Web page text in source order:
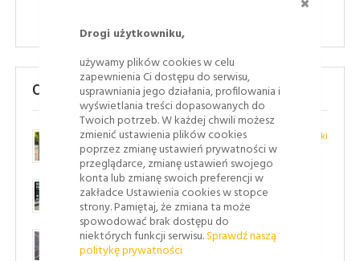
Drogi użytkowniku,
używamy plików cookies w celu
zapewnienia Ci dostępu do serwisu,
usprawniania jego działania, profilowania i
wyświetlania treści dopasowanych do
Twoich potrzeb. W każdej chwili możesz
zmienić ustawienia plików cookies
poprzez zmianę ustawień prywatności w
przeglądarce, zmianę ustawień swojego
konta lub zmianę swoich preferencji w
zakładce Ustawienia cookies w stopce
strony. Pamiętaj, że zmiana ta może
spowodować brak dostępu do
niektórych funkcji serwisu.Sprawdź naszą
politykę prywatności
Ostatnie posty
Oznakowanie strefy płatnego parkowania – jakie znaki
wyznaczają strefę i kiedy trzeba zapłacić?
Sierpień 05, 2026
Jak ograniczniki parkingowe chronią ściany, elewacje i
ogrodzenia?
Lipiec 23, 2026
Oznakowanie poziome - przepisy i ich znaczenie
Lipiec 08, 2026